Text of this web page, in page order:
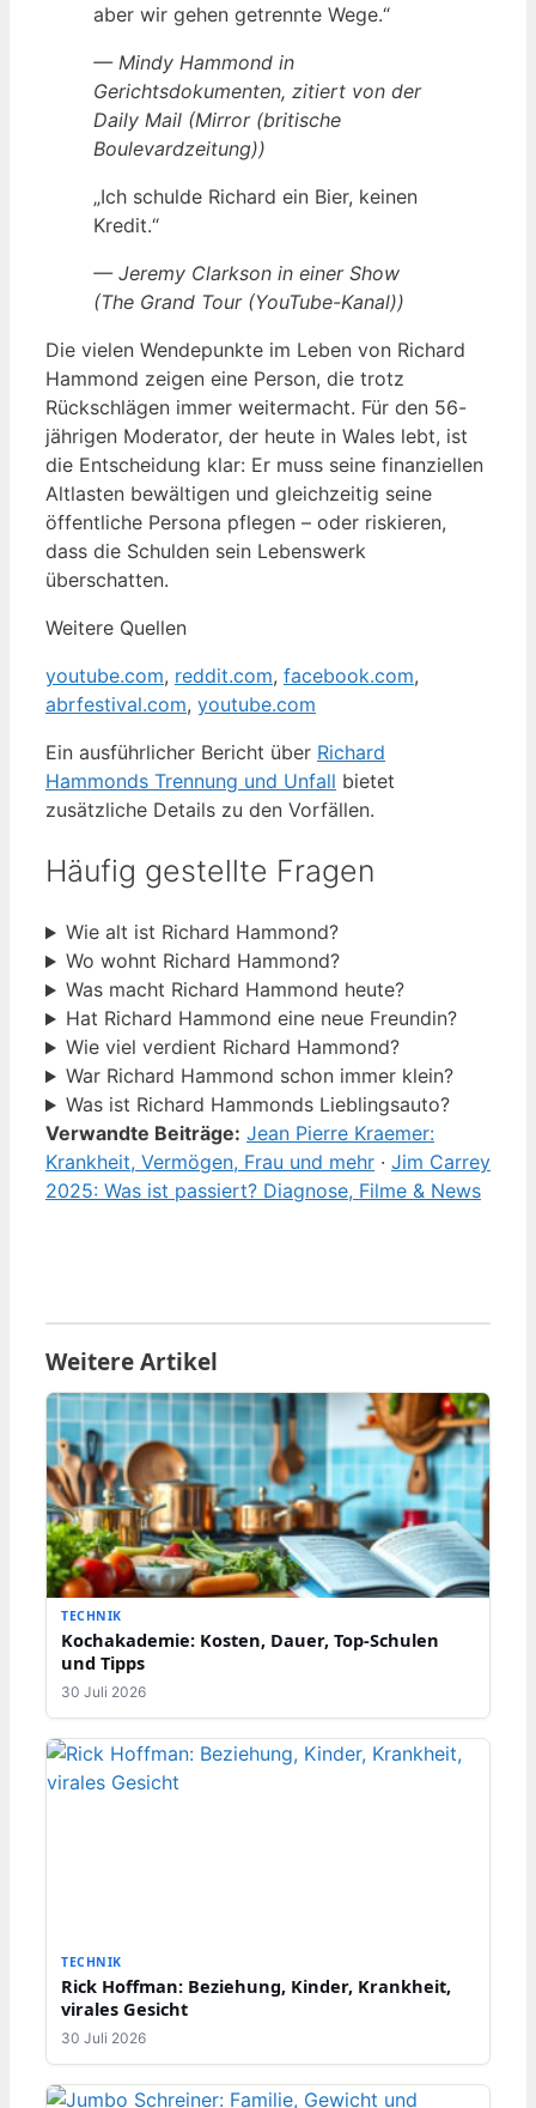
aber wir gehen getrennte Wege.“
— Mindy Hammond in
Gerichtsdokumenten, zitiert von der
Daily Mail (Mirror (britische
Boulevardzeitung))
„Ich schulde Richard ein Bier, keinen
Kredit.“
— Jeremy Clarkson in einer Show
(The Grand Tour (YouTube-Kanal))
Die vielen Wendepunkte im Leben von Richard
Hammond zeigen eine Person, die trotz
Rückschlägen immer weitermacht. Für den 56-
jährigen Moderator, der heute in Wales lebt, ist
die Entscheidung klar: Er muss seine finanziellen
Altlasten bewältigen und gleichzeitig seine
öffentliche Persona pflegen – oder riskieren,
dass die Schulden sein Lebenswerk
überschatten.
Weitere Quellen
youtube.com, reddit.com, facebook.com,
abrfestival.com, youtube.com
Ein ausführlicher Bericht über Richard
Hammonds Trennung und Unfall bietet
zusätzliche Details zu den Vorfällen.
Häufig gestellte Fragen
Wie alt ist Richard Hammond?
Wo wohnt Richard Hammond?
Was macht Richard Hammond heute?
Hat Richard Hammond eine neue Freundin?
Wie viel verdient Richard Hammond?
War Richard Hammond schon immer klein?
Was ist Richard Hammonds Lieblingsauto?
Verwandte Beiträge: Jean Pierre Kraemer:
Krankheit, Vermögen, Frau und mehr · Jim Carrey
2025: Was ist passiert? Diagnose, Filme & News
Weitere Artikel
TECHNIK
Kochakademie: Kosten, Dauer, Top-Schulen
und Tipps
30 Juli 2026
TECHNIK
Rick Hoffman: Beziehung, Kinder, Krankheit,
virales Gesicht
30 Juli 2026